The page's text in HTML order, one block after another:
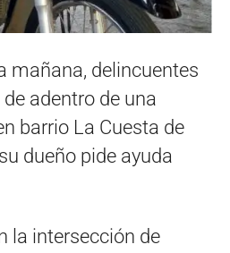
mañana, delincuentes
adentro de una
barrio La Cuesta de
dueño pide ayuda
la intersección de